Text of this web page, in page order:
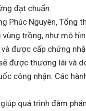
đạt chuẩn.
Phúc Nguyên, Tổng
trồng, như mô
được cấp chứng
được thương lái và
công nhận. Các
quá trình đàm